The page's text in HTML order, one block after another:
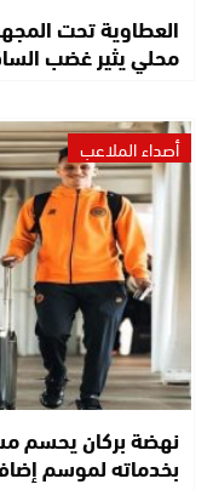
العطاوية تحت
محلي يثير غضب
أصداء الملاعب
نهضة بركان يحسم
بخدماته لموسم